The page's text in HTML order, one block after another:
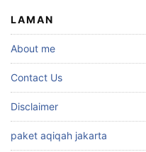
LAMAN
About me
Contact Us
Disclaimer
paket aqiqah jakarta